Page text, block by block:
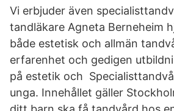
Vi erbjuder även
tandläkare Agneta Berneheim
både estetisk och allmän
erfarenhet och gedigen
på estetik och
unga. Innehållet gäller